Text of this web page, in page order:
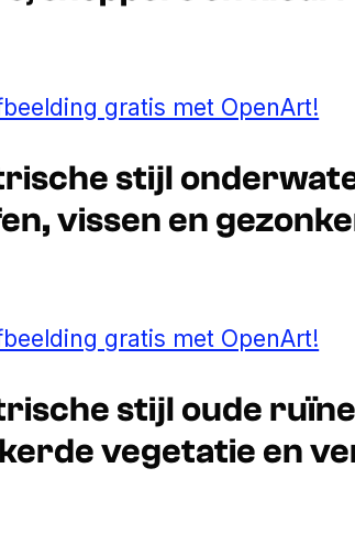
gratis met OpenArt!
stijl
vissen en
gratis met OpenArt!
stijl oude
vegetatie en